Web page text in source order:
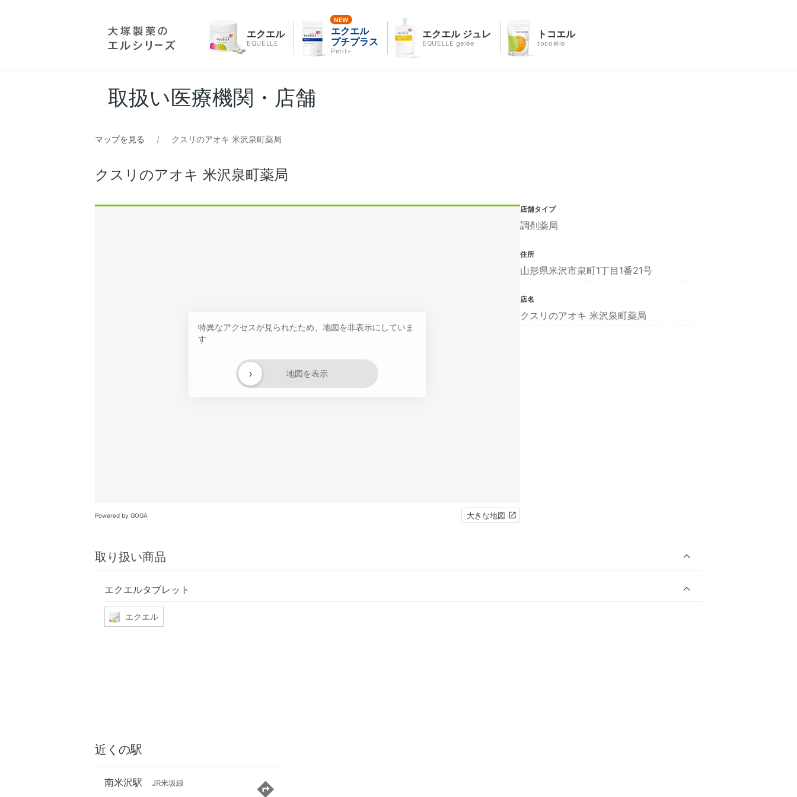
エクエル
EQUELLE
エクエル
プチプラス
Petit+
エクエル ジュレ
EQUELLE gelée
トコエル
tocoelle
取扱い医療機関・店舗
マップを見る クスリのアオキ 米沢泉町薬局
クスリのアオキ 米沢泉町薬局
特異なアクセスが見られたため、地図を非表示にしていま
す
地図を表示
›
Powered by GOGA 大きな地図
取り扱い商品
エクエルタブレット
エクエル
店舗タイプ
調剤薬局
住所
山形県米沢市泉町1丁目1番21号
店名
クスリのアオキ 米沢泉町薬局
近くの駅
南米沢駅 JR米坂線